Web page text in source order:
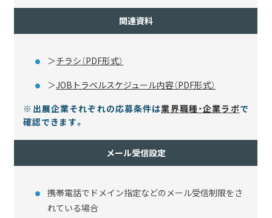
関連資料
＞チラシ（PDF形式）
＞JOBトラベルスケジュール内容（PDF形式）
※出展企業それぞれの応募条件は業界職種・企業ラボで
確認できます。
メール受信設定
携帯電話でドメイン指定などのメール受信制限をさ
れている場合